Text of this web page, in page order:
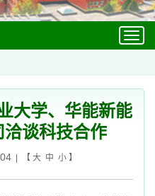
大学、华能新能
谈科技合作
| 【 大 中 小】